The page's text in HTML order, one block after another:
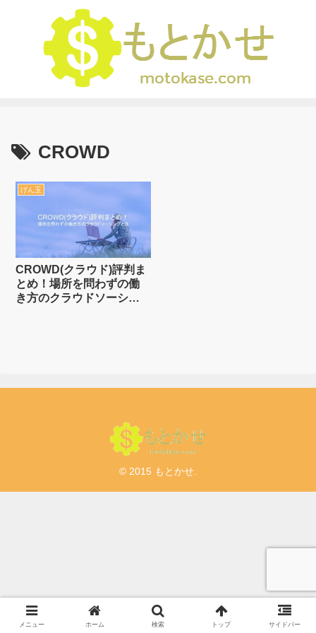
CROWD
げん玉
CROWD(クラウド)評判ま
とめ！場所を問わずの働
き方のクラウドソーシン
© 2015 もとかせ.
メニュー ホーム 検索 トップ サイドバー